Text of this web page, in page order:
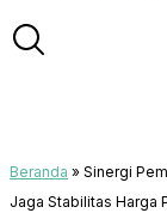
Beranda » Sinergi
Jaga Stabilitas Harga